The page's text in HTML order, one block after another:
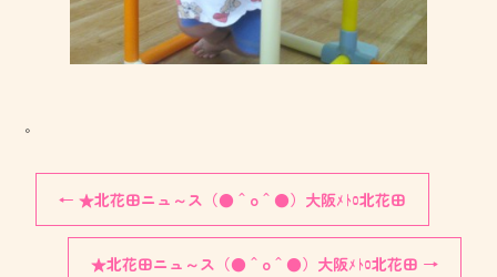
。
← ★北花田ニュ～ス（●＾o＾●）大阪ﾒﾄﾛ北花田
★北花田ニュ～ス（●＾o＾●）大阪ﾒﾄﾛ北花田 →